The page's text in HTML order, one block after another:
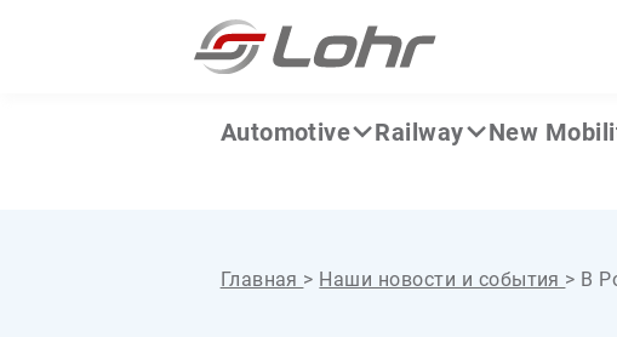
Перейти к содержанию
Automotive Railway New
Главная > Наши новости и события > В
Панель управления cookies